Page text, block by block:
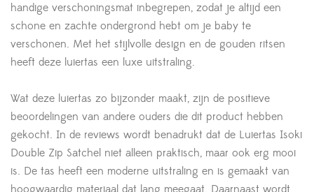
handige verschoningsmat inbegrepen, zodat je altijd een
schone en zachte ondergrond hebt om je baby te
verschonen. Met het stijlvolle design en de gouden ritsen
heeft deze luiertas een luxe uitstraling.
Wat deze luiertas zo bijzonder maakt, zijn de positieve
beoordelingen van andere ouders die dit product hebben
gekocht. In de reviews wordt benadrukt dat de Luiertas Isoki
Double Zip Satchel niet alleen praktisch, maar ook erg mooi
is. De tas heeft een moderne uitstraling en is gemaakt van
hoogwaardig materiaal dat lang meegaat. Daarnaast wordt